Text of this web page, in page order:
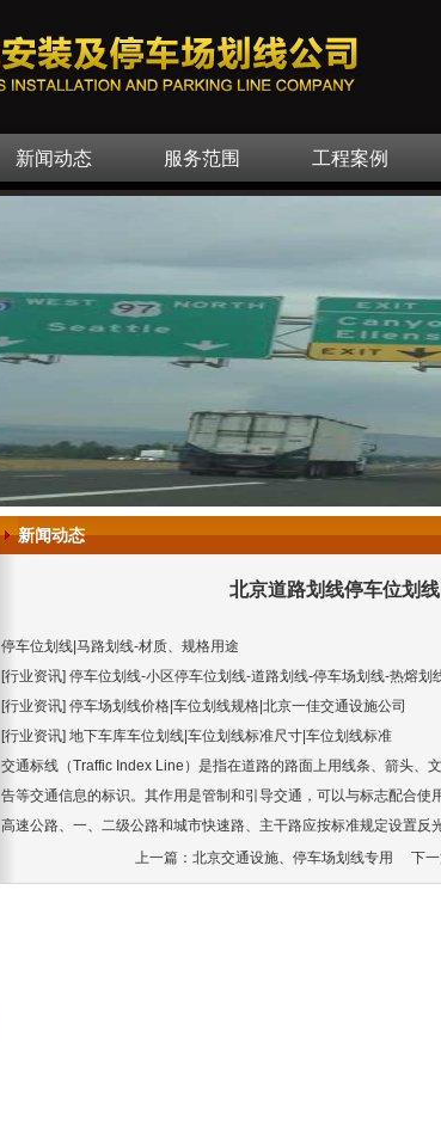
新闻动态 服务范围 工程案例
新闻动态
北京道路划线停车位划
停车位划线 |马路划线-材质、规格用途
[行业资讯] 停车位划线-小区停车位划线-道路划线-停车场划线-热熔划
[行业资讯] 停车场划线价格|车位划线规格|北京一佳交通设施公司
[行业资讯] 地下车库车位划线|车位划线标准尺寸|车位划线标准
交通标线（Traffic Index Line）是指在道路的路面上用线条、箭头、
告等交通信息的标识。其作用是管制和引导交通，可以与标志配合使
高速公路、一、二级公路和城市快速路、主干路应按标准规定设置反
上一篇： 北京交通设施、停车场划线专用 下一